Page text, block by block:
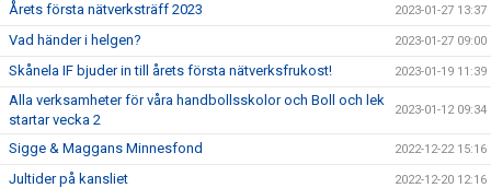
Årets första nätverksträff 2023 2023-01-27 13:37
Vad händer i helgen? 2023-01-27 09:00
Skånela IF bjuder in till årets första nätverksfrukost! 2023-01-19 11:39
Alla verksamheter för våra handbollsskolor och Boll och lek
startar vecka 2
2023-01-12 09:34
Sigge & Maggans Minnesfond 2022-12-22 15:16
Jultider på kansliet 2022-12-20 12:16